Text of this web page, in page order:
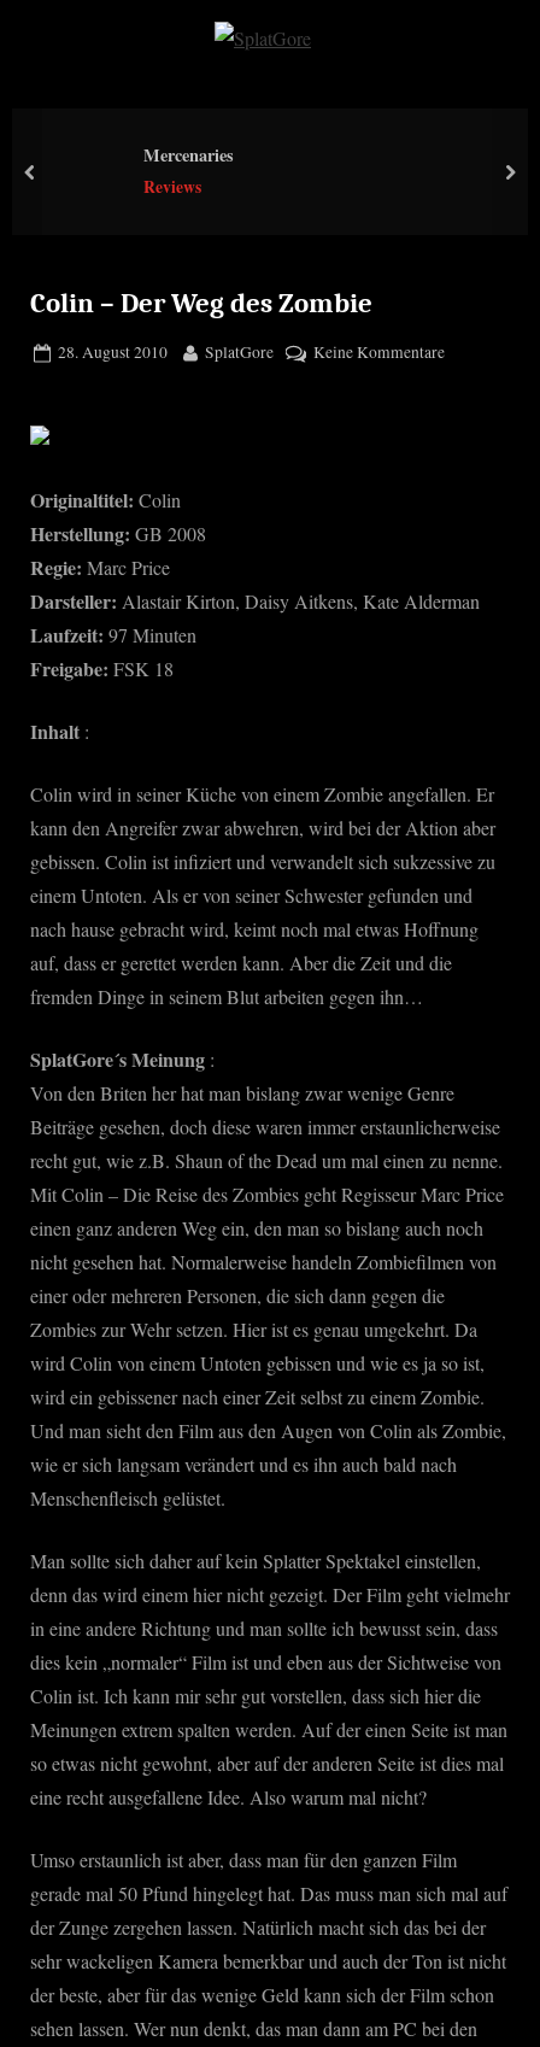
r
Mercenaries
Reviews
prev
Colin – Der Weg des Zombie
Posted
28. August 2010 By
SplatGore Keine Kommentarezu
Originaltitel: Colin
Herstellung: GB 2008
Regie: Marc Price
Darsteller: Alastair Kirton, Daisy Aitkens, Kate Alderman
Laufzeit: 97 Minuten
Freigabe: FSK 18
Inhalt :
Colin wird in seiner Küche von einem Zombie angefallen. Er
kann den Angreifer zwar abwehren, wird bei der Aktion aber
gebissen. Colin ist infiziert und verwandelt sich sukzessive zu
einem Untoten. Als er von seiner Schwester gefunden und
nach hause gebracht wird, keimt noch mal etwas Hoffnung
auf, dass er gerettet werden kann. Aber die Zeit und die
fremden Dinge in seinem Blut arbeiten gegen ihn…
SplatGore´s Meinung :
Von den Briten her hat man bislang zwar wenige Genre
Beiträge gesehen, doch diese waren immer erstaunlicherweise
recht gut, wie z.B. Shaun of the Dead um mal einen zu nenne.
Mit Colin – Die Reise des Zombies geht Regisseur Marc Price
einen ganz anderen Weg ein, den man so bislang auch noch
nicht gesehen hat. Normalerweise handeln Zombiefilmen von
einer oder mehreren Personen, die sich dann gegen die
Zombies zur Wehr setzen. Hier ist es genau umgekehrt. Da
wird Colin von einem Untoten gebissen und wie es ja so ist,
wird ein gebissener nach einer Zeit selbst zu einem Zombie.
Und man sieht den Film aus den Augen von Colin als Zombie,
wie er sich langsam verändert und es ihn auch bald nach
Menschenfleisch gelüstet.
Man sollte sich daher auf kein Splatter Spektakel einstellen,
denn das wird einem hier nicht gezeigt. Der Film geht vielmehr
in eine andere Richtung und man sollte ich bewusst sein, dass
dies kein „normaler“ Film ist und eben aus der Sichtweise von
Colin ist. Ich kann mir sehr gut vorstellen, dass sich hier die
Meinungen extrem spalten werden. Auf der einen Seite ist man
so etwas nicht gewohnt, aber auf der anderen Seite ist dies mal
eine recht ausgefallene Idee. Also warum mal nicht?
Umso erstaunlich ist aber, dass man für den ganzen Film
gerade mal 50 Pfund hingelegt hat. Das muss man sich mal auf
der Zunge zergehen lassen. Natürlich macht sich das bei der
sehr wackeligen Kamera bemerkbar und auch der Ton ist nicht
der beste, aber für das wenige Geld kann sich der Film schon
sehen lassen. Wer nun denkt, das man dann am PC bei den